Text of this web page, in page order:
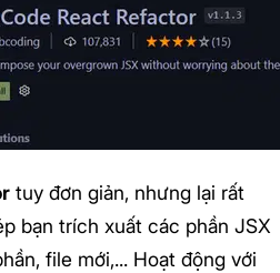
tuy đơn giản, nhưng lại rất
bạn trích xuất các phần JSX
file mới,... Hoạt động với